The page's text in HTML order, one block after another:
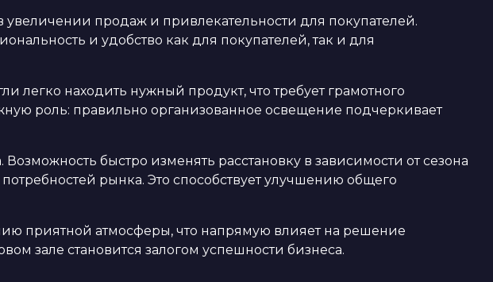
увеличении продаж и привлекательности для покупателей.
и удобство как для покупателей, так и для
легко находить нужный продукт, что требует грамотного
роль: правильно организованное освещение подчеркивает
быстро изменять расстановку в зависимости от сезона
рынка. Это способствует улучшению общего
приятной атмосферы, что напрямую влияет на решение
зале становится залогом успешности бизнеса.